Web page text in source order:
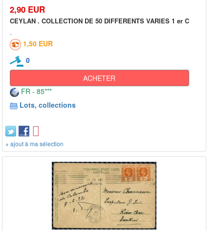
2,90 EUR
CEYLAN . COLLECTION DE 50 DIFFERENTS VARIES 1 er C
1,50 EUR
0
ACHETER
FR - 85***
Lots, collections
+ ajout à ma sélection